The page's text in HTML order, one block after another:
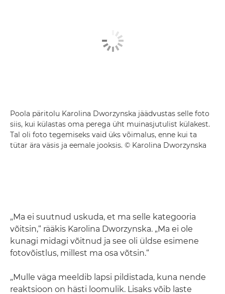
Poola päritolu Karolina Dworzynska jäädvustas selle foto
siis, kui külastas oma perega üht muinasjutulist külakest.
Tal oli foto tegemiseks vaid üks võimalus, enne kui ta
tütar ära väsis ja eemale jooksis. © Karolina Dworzynska
„Ma ei suutnud uskuda, et ma selle kategooria
võitsin,“ rääkis Karolina Dworzynska. „Ma ei ole
kunagi midagi võitnud ja see oli üldse esimene
fotovõistlus, millest ma osa võtsin.“
„Mulle väga meeldib lapsi pildistada, kuna nende
reaktsioon on hästi loomulik. Lisaks võib laste